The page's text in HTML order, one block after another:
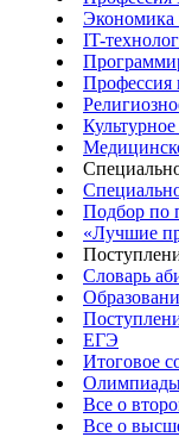
IT-
Профессия
Подбор по
«Лучшие
Словарь
ЕГЭ
Итоговое
Олимпиады
Все о
Все о